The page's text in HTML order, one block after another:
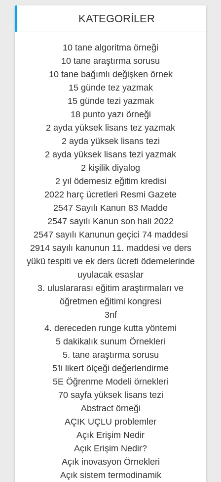
KATEGORILER
10 tane algoritma örneği
10 tane araştırma sorusu
10 tane bağımlı değişken örnek
15 günde tez yazmak
15 günde tezi yazmak
18 punto yazı örneği
2 ayda yüksek lisans tez yazmak
2 ayda yüksek lisans tezi
2 ayda yüksek lisans tezi yazmak
2 kişilik diyalog
2 yıl ödemesiz eğitim kredisi
2022 harç ücretleri Resmi Gazete
2547 Sayılı Kanun 83 Madde
2547 sayılı Kanun son hali 2022
2547 sayılı Kanunun geçici 74 maddesi
2914 sayılı kanunun 11. maddesi ve ders
yükü tespiti ve ek ders ücreti ödemelerinde
uyulacak esaslar
3. uluslararası eğitim araştırmaları ve
öğretmen eğitimi kongresi
3nf
4. dereceden runge kutta yöntemi
5 dakikalık sunum Örnekleri
5. tane araştırma sorusu
5'li likert ölçeği değerlendirme
5E Öğrenme Modeli örnekleri
70 sayfa yüksek lisans tezi
Abstract örneği
AÇIK UÇLU problemler
Açık Erişim Nedir
Açık Erişim Nedir?
Açık inovasyon Örnekleri
Açık sistem termodinamik